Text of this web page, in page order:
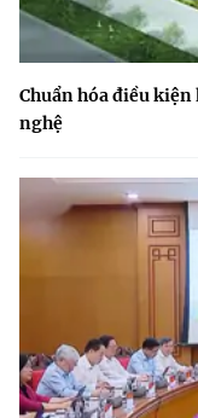
Chuẩn hóa điều kiện
nghệ